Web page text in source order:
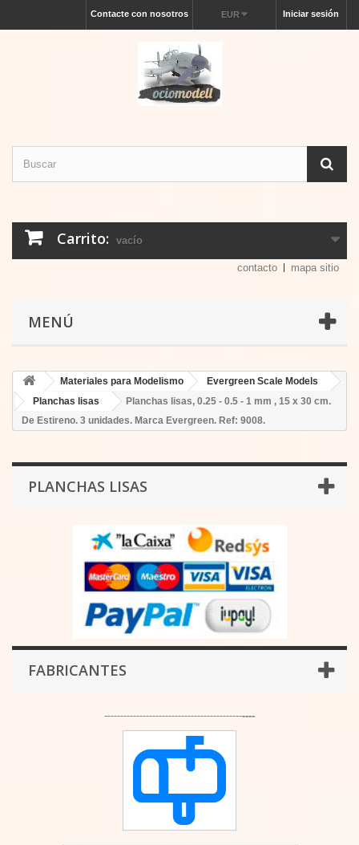
Iniciar sesión
EUR
Contacte con nosotros
Carrito: vacío
contacto mapa sitio
MENÚ
Materiales para Modelismo
Evergreen Scale Models
Planchas lisas
Planchas lisas, 0.25 - 0.5 - 1 mm , 15 x 30 cm.
De Estireno. 3 unidades. Marca Evergreen. Ref: 9008.
PLANCHAS LISAS
FABRICANTES
-----------------------------------------------